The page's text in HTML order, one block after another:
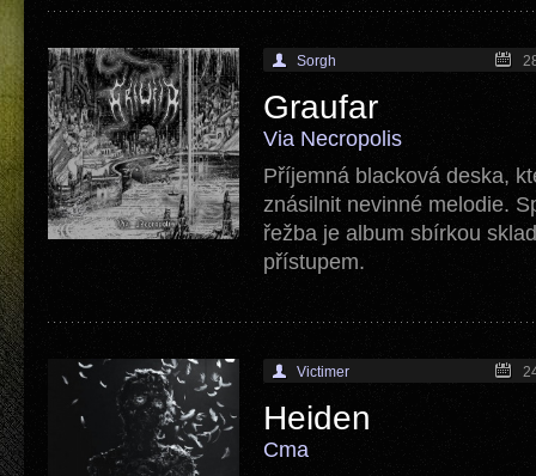
Sorgh
Graufar
Via Necropolis
Příjemná blacková deska,
znásilnit nevinné melodie.
řežba je album sbírkou
přístupem.
Victimer
Heiden
Cma